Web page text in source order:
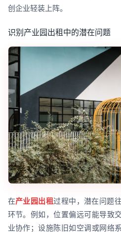
创企业轻装上阵。
识别产业园出租中的潜在问题
在产业园出租过程中，潜在问题
环节。例如，位置偏远可能导致
业协作；设施陈旧如空调或网络